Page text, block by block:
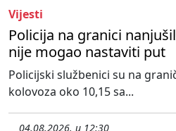
Vijesti
Policija na granici
nije mogao nastaviti put
Policijski službenici su na
kolovoza oko 10,15 sa...
04.08.2026. u 12:30